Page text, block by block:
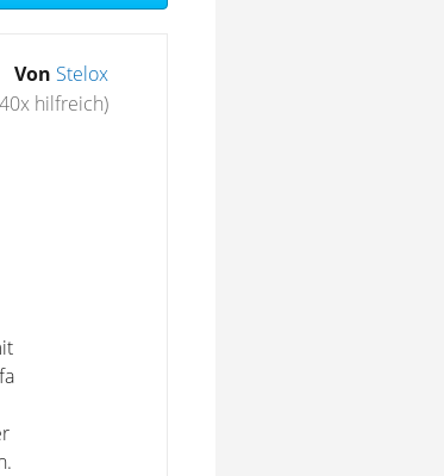
Von Stelox
hilfreich)